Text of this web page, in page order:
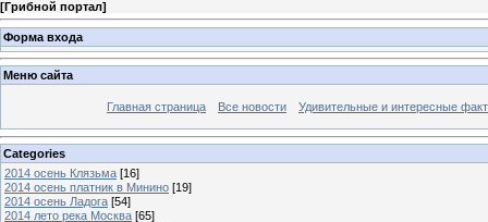
[Грибной портал]
Форма входа
Меню сайта
Главная страница Все новости Удивительные и интересные
Categories
2014 осень Клязьма [16]
2014 осень платник в Минино [19]
2014 осень Ладога [54]
2014 лето река Москва [65]